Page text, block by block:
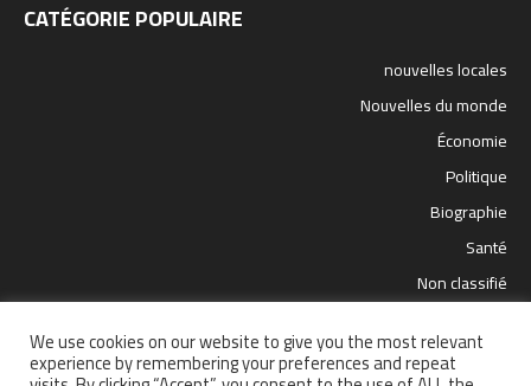
CATÉGORIE POPULAIRE
nouvelles locales
Nouvelles du monde
Économie
Politique
Biographie
Santé
Non classifié
science et technologie
We use cookies on our website to give you the most relevant
experience by remembering your preferences and repeat